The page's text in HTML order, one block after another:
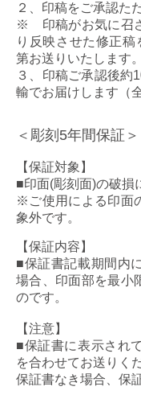
２、印稿をご承認た
※ 印稿がお気に召
り反映させた修正
第お送りいたします。
３、印稿ご承認後約
輸でお届けします（
＜彫刻5年間保証＞
【保証対象】
■印面(彫刻面)の破損
※ご使用による印面
象外です。
【保証内容】
■保証書記載期間内
場合、印面部を最小
のです。
【注意】
■保証書に表示され
を合わせてお送りく
保証書なき場合、保